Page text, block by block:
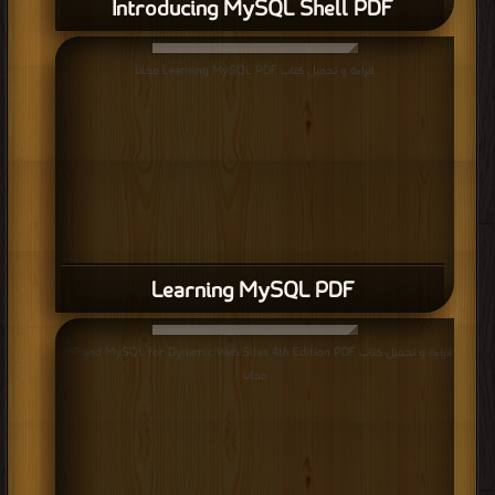
Introducing MySQL Shell PDF
Learning MySQL PDF
قراءة و تحميل كتاب Learning MySQL PDF مجانا
قراءة و تحميل كتاب PHP and MySQL for Dynamic Web Sites 4th Edition PDF
مجانا